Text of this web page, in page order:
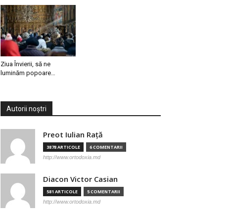
Ziua Învierii, să ne
luminăm popoare…
Autorii noștri
Preot Iulian Raţă
3878 ARTICOLE 6 COMENTARII
http://www.ortodoxia.md
Diacon Victor Casian
581 ARTICOLE 5 COMENTARII
http://www.ortodoxia.md